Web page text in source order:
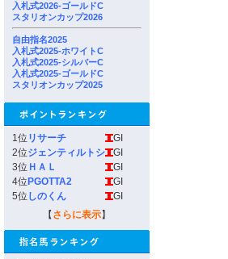
入札式2026-ゴールドC
スタリオンカップ2026
自由指名2025
入札式2025-ホワイトC
入札式2025-シルバーC
入札式2025-ゴールドC
スタリオンカップ2025
1位 リサーチ
GI
2位ジェンティルトシ
GI
3位 ＨＡＬ
GI
4位 PGOTTA2
GI
5位 しのくん
GI
【 さらに表示】